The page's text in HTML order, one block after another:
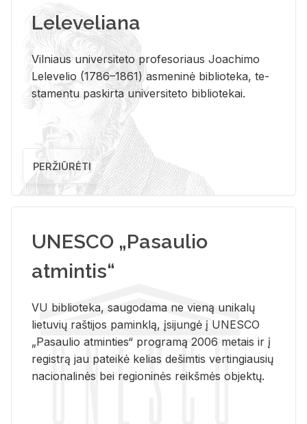
Leleveliana
Vil­niaus uni­ver­si­te­to pro­fe­so­riaus Jo­a­chi­mo
Le­le­ve­lio (1786–1861) as­me­ni­nė bi­b­lio­te­ka, te­
sta­men­tu pa­skir­ta uni­ver­si­te­to bi­b­lio­te­kai.
PERŽIŪRĖTI
UNESCO „Pasaulio
atmintis“
VU biblioteka, saugodama ne vieną unikalų
lietuvių raštijos paminklą, įsijungė į UNESCO
„Pasaulio atminties“ programą 2006 metais ir į
registrą jau pateikė kelias dešimtis vertingiausių
nacionalinės bei regioninės reikšmės objektų.